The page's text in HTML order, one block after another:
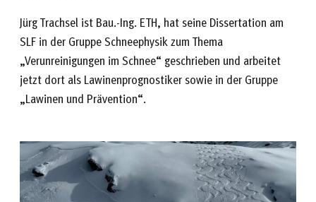
Jürg Trachselist Bau.-Ing. ETH, hat seine Dissertation am
SLF in der Gruppe Schneephysik zum Thema
„Verunreinigungen im Schnee“ geschrieben und arbeitet
jetzt dort als Lawinenprognostiker sowie in der Gruppe
„Lawinen und Prävention“.